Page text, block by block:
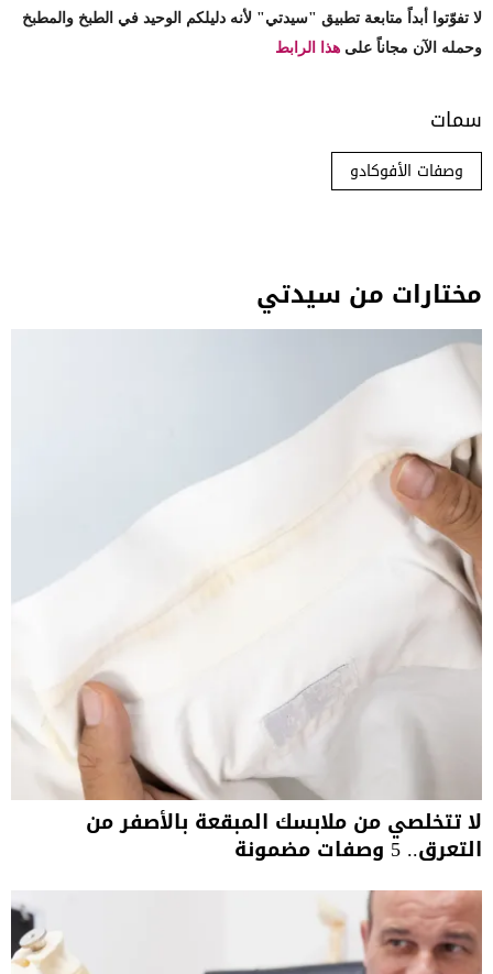
لا تفوّتوا أبداً متابعة تطبيق "سيدتي" لأنه دليلكم الوحيد في الطبخ والمطبخ
وحمله الآن مجاناً على هذا الرابط
سمات
وصفات الأفوكادو
مختارات من سيدتي
لا تتخلصي من ملابسك المبقعة بالأصفر من
التعرق.. 5 وصفات مضمونة